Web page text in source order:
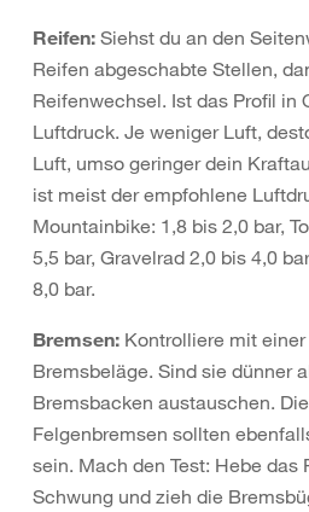
Reifen: Siehst du an den
Reifen abgeschabte Stellen,
Reifenwechsel. Ist das Profil in
Luftdruck. Je weniger Luft,
Luft, umso geringer dein
ist meist der empfohlene
Mountainbike: 1,8 bis 2,0 bar,
5,5 bar, Gravelrad 2,0 bis 4,0
8,0 bar.
Bremsen: Kontrolliere mit
Bremsbeläge. Sind sie dünner
Bremsbacken austauschen.
Felgenbremsen sollten
sein. Mach den Test: Hebe das
Schwung und zieh die